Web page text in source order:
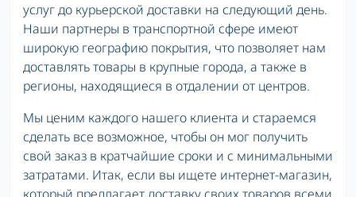
услуг до курьерской доставки на следующий день.
Наши партнеры в транспортной сфере имеют
широкую географию покрытия, что позволяет нам
доставлять товары в крупные города, а также в
регионы, находящиеся в отдалении от центров.
Мы ценим каждого нашего клиента и стараемся
сделать все возможное, чтобы он мог получить
свой заказ в кратчайшие сроки и с минимальными
затратами. Итак, если вы ищете интернет-магазин,